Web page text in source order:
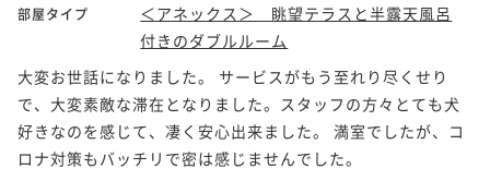
部屋タイプ
＜アネックス＞ 眺望テラスと半露天風呂
付きのダブルルーム
大変お世話になりました。 サービスがもう至れり尽くせり
で、大変素敵な滞在となりました。スタッフの方々とても犬
好きなのを感じて、凄く安心出来ました。 満室でしたが、コ
ロナ対策もバッチリで密は感じませんでした。